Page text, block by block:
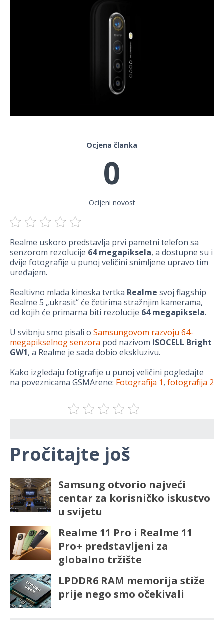
Ocjena članka
0
Ocijeni novost
Realme uskoro predstavlja prvi pametni telefon sa
senzorom rezolucije 64 megapiksela, a dostupne su i
dvije fotografije u punoj veličini snimljene upravo tim
uređajem.
Realtivno mlada kineska tvrtka Realme svoj flagship
Realme 5 „ukrasit“ će četirima stražnjim kamerama,
od kojih će primarna biti rezolucije 64 megapiksela.
U svibnju smo pisali o Samsungovom razvoju 64-
megapikselnog senzora pod nazivom ISOCELL Bright
GW1, a Realme je sada dobio ekskluzivu.
Kako izgledaju fotigrafije u punoj veličini pogledajte
na poveznicama GSMArene: Fotografija 1, fotografija 2
Pročitajte još
Samsung otvorio najveći
centar za korisničko iskustvo
u svijetu
Realme 11 Pro i Realme 11
Pro+ predstavljeni za
globalno tržište
LPDDR6 RAM memorija stiže
prije nego smo očekivali